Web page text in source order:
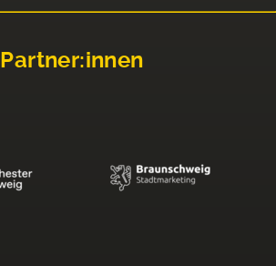
Partner:innen